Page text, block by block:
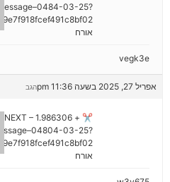
03-25?
📩
אורח
vegk3e
אפריל 27, 2025 בשעה 11:36 pm הגב
BTC.NEXT –
03-25?
✂
אורח